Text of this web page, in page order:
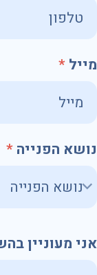
מייל
נושא הפנייה
אני מעוניין